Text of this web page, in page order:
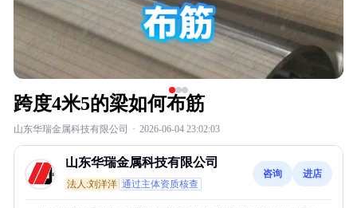
跨度4米5的梁如何布筋
山东华瑞金属科技有限公司 · 2026-06-04 23:02:03
山东华瑞金属科技有限公司
法人:刘洋洋 通过主体资质核查
咨询 进店